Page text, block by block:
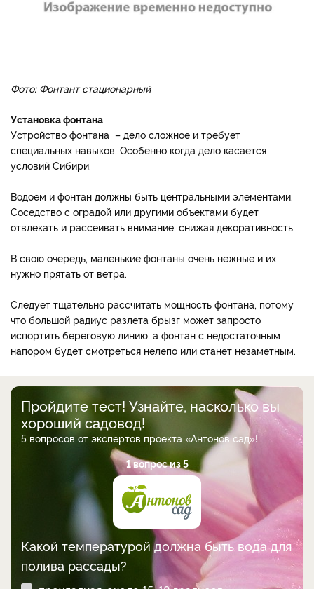
Фото: Фонтант стационарный
Установка фонтана
Устройство фонтана – дело сложное и требует
специальных навыков. Особенно когда дело касается
условий Сибири.
Водоем и фонтан должны быть центральными элементами.
Соседство с оградой или другими объектами будет
отвлекать и рассеивать внимание, снижая декоративность.
В свою очередь, маленькие фонтаны очень нежные и их
нужно прятать от ветра.
Следует тщательно рассчитать мощность фонтана, потому
что большой радиус разлета брызг может запросто
испортить береговую линию, а фонтан с недостаточным
напором будет смотреться нелепо или станет незаметным.
Пройдите тест! Узнайте, насколько вы
хороший садовод!
5 вопросов от экспертов проекта «Антонов сад»!
1 вопрос из 5
Какой температурой должна быть вода для
полива рассады?